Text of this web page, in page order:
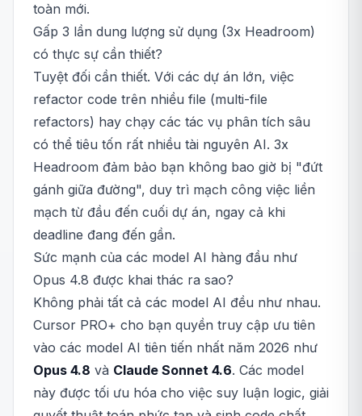
toàn mới.
Gấp 3 lần dung lượng sử dụng (3x Headroom)
có thực sự cần thiết?
Tuyệt đối cần thiết. Với các dự án lớn, việc
refactor code trên nhiều file (multi-file
refactors) hay chạy các tác vụ phân tích sâu
có thể tiêu tốn rất nhiều tài nguyên AI. 3x
Headroom đảm bảo bạn không bao giờ bị "đứt
gánh giữa đường", duy trì mạch công việc liền
mạch từ đầu đến cuối dự án, ngay cả khi
deadline đang đến gần.
Sức mạnh của các model AI hàng đầu như
Opus 4.8 được khai thác ra sao?
Không phải tất cả các model AI đều như nhau.
Cursor PRO+ cho bạn quyền truy cập ưu tiên
vào các model AI tiên tiến nhất năm 2026 như
Opus 4.8 và Claude Sonnet 4.6. Các model
này được tối ưu hóa cho việc suy luận logic, giải